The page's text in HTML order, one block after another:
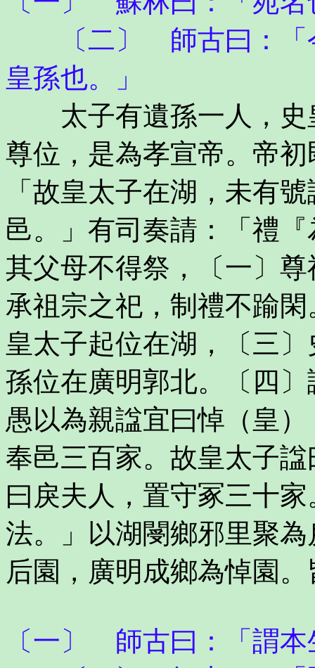
〔二〕 師古曰：「今
皇孫也。」
太子有遺孫一人，史
尊位，是為孝宣帝。帝
「故皇太子在湖，未有
邑。」有司奏請：「禮
其父母不得祭，〔一〕
承祖宗之祀，制禮不踰
皇太子起位在湖，〔三
孫位在廣明郭北。〔四
愚以為親諡宜曰悼（皇
奉邑三百家。故皇太子
曰戾夫人，置守冢三十
法。」以湖閿鄉邪里聚
后園，廣明成鄉為悼園
〔一〕 師古曰：「謂